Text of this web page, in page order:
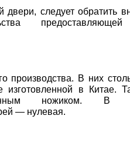
двери, следует обратить
производства. В них
изготовленной в Китае.
ножиком. В
— нулевая.